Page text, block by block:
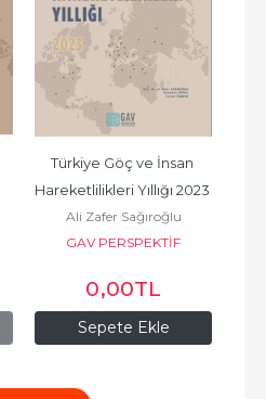
Sepete Ekle
Türkiye Göç ve İnsan
Hareketlilikleri Yıllığı 2023
<a...
Ali Zafer Sağıroğlu
GAV PERSPEKTİF
0,00TL